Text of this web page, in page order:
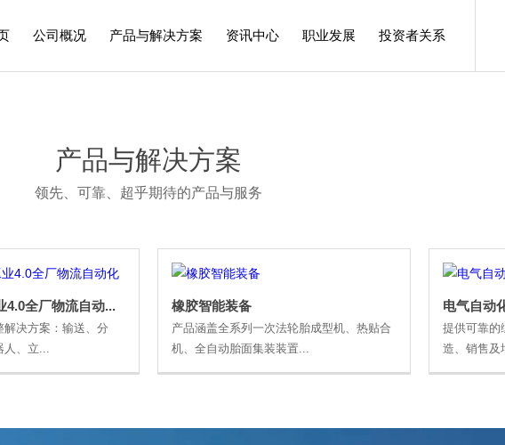
公司概况 产品与解决方案 资讯中心 职业发展 投资者关系
产品与解决方案
领先、可靠、超乎期待的产品与服务
4.0全厂物流自动...
决方案：输送、分
人、立...
橡胶智能装备
产品涵盖全系列一次法轮胎成型机、热贴合
机、全自动胎面集装装置...
电气自动
提供可靠的
造、销售及